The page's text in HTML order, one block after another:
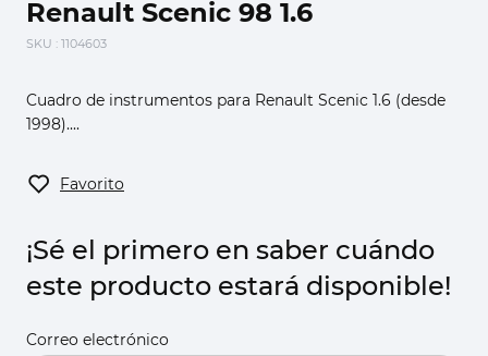
Renault Scenic 98 1.6
SKU : 1104603
Cuadro de instrumentos para Renault Scenic 1.6 (desde
1998)....
Favorito
¡Sé el primero en saber cuándo
este producto estará disponible!
Correo electrónico